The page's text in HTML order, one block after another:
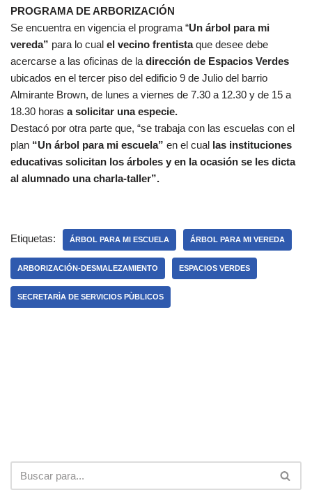
PROGRAMA DE ARBORIZACIÓN
Se encuentra en vigencia el programa “Un árbol para mi
vereda” para lo cual el vecino frentistaque desee debe
acercarse a las oficinas de la dirección de Espacios Verdes
ubicados en el tercer piso del edificio 9 de Julio del barrio
Almirante Brown, de lunes a viernes de 7.30 a 12.30 y de 15 a
18.30 horas a solicitar una especie.
Destacó por otra parte que, “se trabaja con las escuelas con el
plan “Un árbol para mi escuela” en el cual las instituciones
educativas solicitan los árboles y en la ocasión se les dicta
al alumnado una charla-taller”.
Etiquetas: ÁRBOL PARA MI ESCUELA ÁRBOL PARA MI VEREDA
ARBORIZACIÓN-DESMALEZAMIENTO ESPACIOS VERDES
SECRETARÌA DE SERVICIOS PÙBLICOS